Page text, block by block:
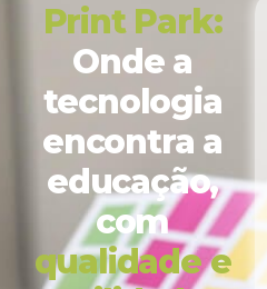
Print Park:
Onde a
tecnologia
encontra a
educação,
com
qualidade e